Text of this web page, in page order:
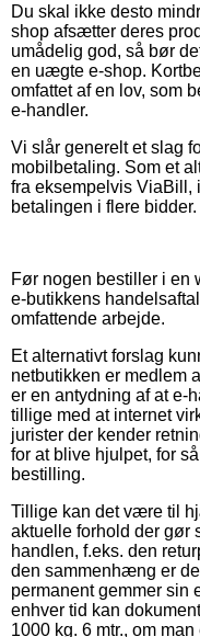
Du skal ikke desto
shop afsætter deres
umådelig god, så bør
en uægte e-shop.
omfattet af en lov, som
e-handler.
Vi slår generelt et slag
mobilbetaling. Som et
fra eksempelvis
betalingen i flere bidder.
Før nogen bestiller i en
e-butikkens
omfattende arbejde.
Et alternativt forslag
netbutikken er medlem
er en antydning af at e-
tillige med at internet
jurister der kender
for at blive hjulpet, for
bestilling.
Tillige kan det være til
aktuelle forhold der gør
handlen, f.eks. den
den sammenhæng er
permanent gemmer sin
enhver tid kan
1000 kg. 6 mtr., om